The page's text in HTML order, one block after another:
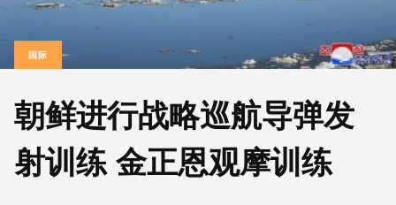
国际
朝鲜进行战略巡航导弹发
射训练 金正恩观摩训练